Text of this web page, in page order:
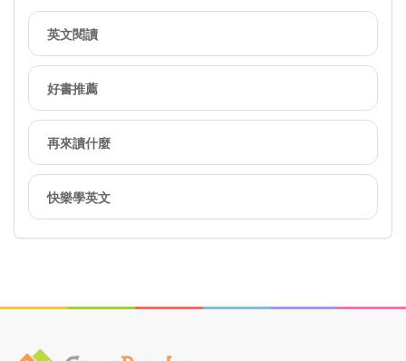
英文閱讀
好書推薦
再來讀什麼
快樂學英文